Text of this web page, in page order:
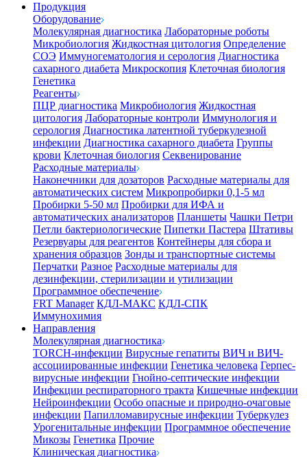
Продукция
Оборудование
Молекулярная диагностика Лабораторные роботы
Микробиология Жидкостная цитология Определение
СОЭ Иммуногематология и серология Диагностика
сахарного диабета Микроскопия Клеточная биология
Генетика
Реагенты
ПЦР диагностика Микробиология Жидкостная
цитология Лабораторные контроли Иммунология и
серология Диагностика латентной туберкулезной
инфекции Диагностика сахарного диабета Группы
крови Клеточная биология Секвенирование
Расходные материалы
Наконечники для дозаторов Расходные материалы для
автоматических систем Микропробирки 0,1-5 мл
Пробирки 5-50 мл Пробирки для ИФА и
автоматических анализаторов Планшеты Чашки Петри
Петли бактериологические Пипетки Пастера Штативы
Резервуары для реагентов Контейнеры для сбора и
хранения образцов Зонды и транспортные системы
Перчатки Разное Расходные материалы для
дезинфекции, стерилизации и утилизации
Программное обеспечение
FRT Manager КДЛ-МАКС КДЛ-СПК
Иммунохимия
Направления
Молекулярная диагностика
TORCH-инфекции Вирусные гепатиты ВИЧ и ВИЧ-
ассоциированные инфекции Генетика человека Герпес-
вирусные инфекции Гнойно-септические инфекции
Инфекции респираторного тракта Кишечные инфекции
Нейроинфекции Особо опасные и природно-очаговые
инфекции Папилломавирусные инфекции Туберкулез
Урогенитальные инфекции Программное обеспечение
Микозы Генетика Прочие
Клиническая диагностика